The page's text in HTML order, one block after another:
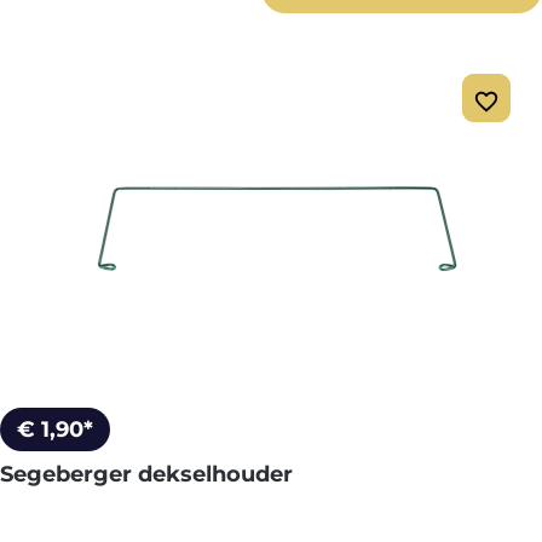
€ 1,90*
Segeberger dekselhouder